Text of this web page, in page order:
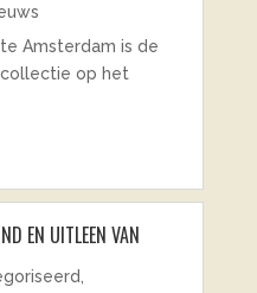
Amsterdam is de
op het
EN UITLEEN VAN